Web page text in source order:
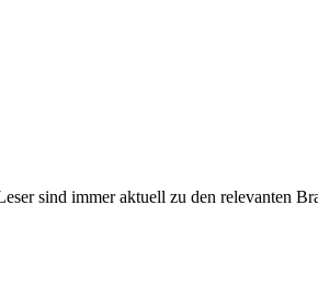
sind immer aktuell zu den relevanten